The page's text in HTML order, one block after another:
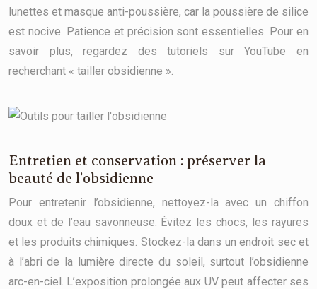
lunettes et masque anti-poussière, car la poussière de silice
est nocive. Patience et précision sont essentielles. Pour en
savoir plus, regardez des tutoriels sur YouTube en
recherchant « tailler obsidienne ».
Entretien et conservation : préserver la
beauté de l’obsidienne
Pour entretenir l’obsidienne, nettoyez-la avec un chiffon
doux et de l’eau savonneuse. Évitez les chocs, les rayures
et les produits chimiques. Stockez-la dans un endroit sec et
à l’abri de la lumière directe du soleil, surtout l’obsidienne
arc-en-ciel. L’exposition prolongée aux UV peut affecter ses